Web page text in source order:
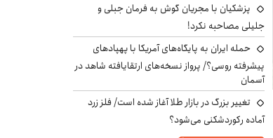
پزشکیان با مجریان گوش به فرمان جبلی و
جلیلی مصاحبه نکرد!
حمله ایران به پایگاه‌های آمریکا با پهپادهای
پیشرفته روسی؟/ پرواز نسخه‌های ارتقایافته شاهد در
آسمان
تغییر بزرگ در بازار طلا آغاز شده است/ فلز زرد
آماده رکوردشکنی می‌شود؟